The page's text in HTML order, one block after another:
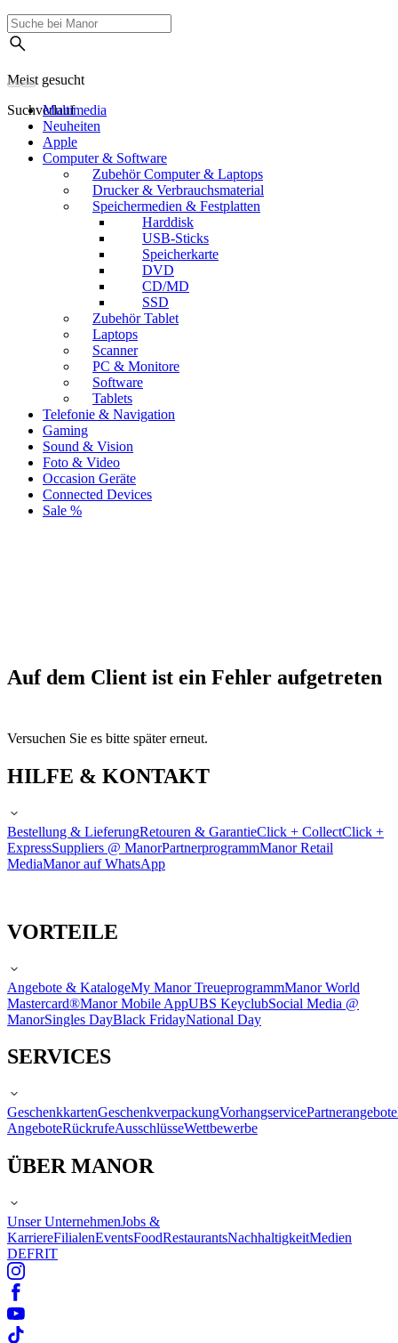
Meist gesucht
SuchverlaufMultimedia
Neuheiten
Apple
Computer & Software
Zubehör Computer & Laptops
Drucker & Verbrauchsmaterial
Speichermedien & Festplatten
Harddisk
USB-Sticks
Speicherkarte
DVD
CD/MD
SSD
Zubehör Tablet
Laptops
Scanner
PC & Monitore
Software
Tablets
Telefonie & Navigation
Gaming
Sound & Vision
Foto & Video
Occasion Geräte
Connected Devices
Sale %
Auf dem Client ist ein Fehler aufgetreten
Versuchen Sie es bitte später erneut.
HILFE & KONTAKT
Bestellung & LieferungRetouren & GarantieClick + CollectClick +
ExpressSuppliers @ ManorPartnerprogrammManor Retail
MediaManor auf WhatsApp
VORTEILE
Angebote & KatalogeMy Manor TreueprogrammManor World
Mastercard®Manor Mobile AppUBS KeyclubSocial Media @
ManorSingles DayBlack FridayNational Day
SERVICES
GeschenkkartenGeschenkverpackungVorhangservicePartnerangebote
AngeboteRückrufeAusschlüsseWettbewerbe
ÜBER MANOR
Unser UnternehmenJobs &
KarriereFilialenEventsFoodRestaurantsNachhaltigkeitMedien
DEFRIT